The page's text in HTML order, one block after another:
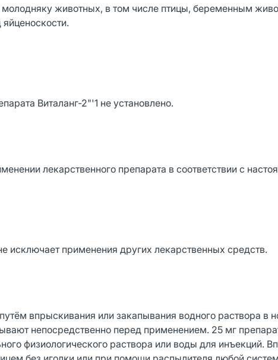
животных, в том числе птицы, беременным
Виталанг-2"'1 не установлено.
лекарственного препарата в соответствии с
исключает применения других лекарственных средств.
впрыскивания или закапывания водного раствора в
непосредственно перед применением. 25 мг
физиологического раствора или воды для инъекций.